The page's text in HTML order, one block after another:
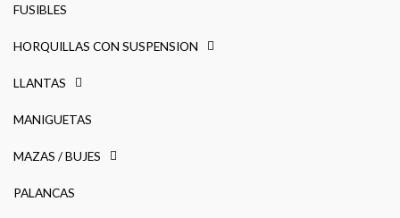
FUSIBLES
HORQUILLAS CON SUSPENSION
LLANTAS
MANIGUETAS
MAZAS / BUJES
PALANCAS